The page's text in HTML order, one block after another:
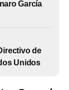
García
de
Unidos